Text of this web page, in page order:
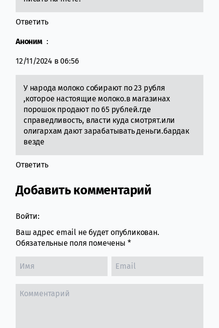
Ответить
Аноним :
12/11/2024 в 06:56
У народа молоко собирают по 23 рубля
,которое настоящие молоко.в магазинах
порошок продают по 65 рублей.где
справедливость, власти куда смотрят.или
олигархам дают зарабатывать деньги.бардак
везде
Ответить
Добавить комментарий
Войти:
Ваш адрес email не будет опубликован.
Обязательные поля помечены *